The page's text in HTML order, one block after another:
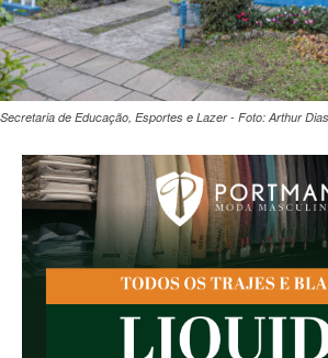
Secretaria de Educação, Esportes e Lazer - Foto: Arthur